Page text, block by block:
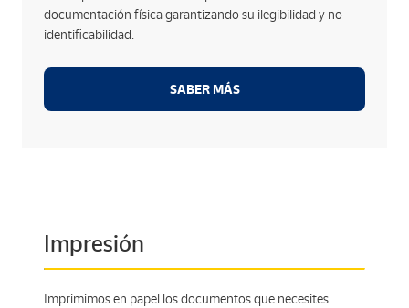
documentación física garantizando su ilegibilidad y no
identificabilidad.
SABER MÁS
Sistemas de destrucción de última generación para
garantizar la ilegibilidad de los documentos.
Certificamos todo el proceso de destrucción para
garantizar al cliente la seguridad del proceso.
Impresión
Imprimimos en papel los documentos que necesites.